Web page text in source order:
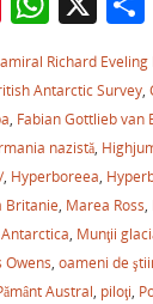
p
nt
er
e
st
h
at
s
A
p
p
amiral Richard Eveling
Antarctic Survey,
, Fabian Gottlieb van
nazistă,
, Hyperboreea,
Britanie, Marea Ross,
, Munţii
Owens, oameni de
Austral, piloţi,